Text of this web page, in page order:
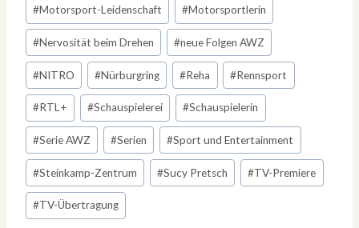
#Motorsport-Leidenschaft #Motorsportlerin
#Nervosität beim Drehen #neue Folgen AWZ
#NITRO #Nürburgring #Reha #Rennsport
#RTL+ #Schauspielerei #Schauspielerin
#Serie AWZ #Serien #Sport und Entertainment
#Steinkamp-Zentrum #Sucy Pretsch #TV-Premiere
#TV-Übertragung